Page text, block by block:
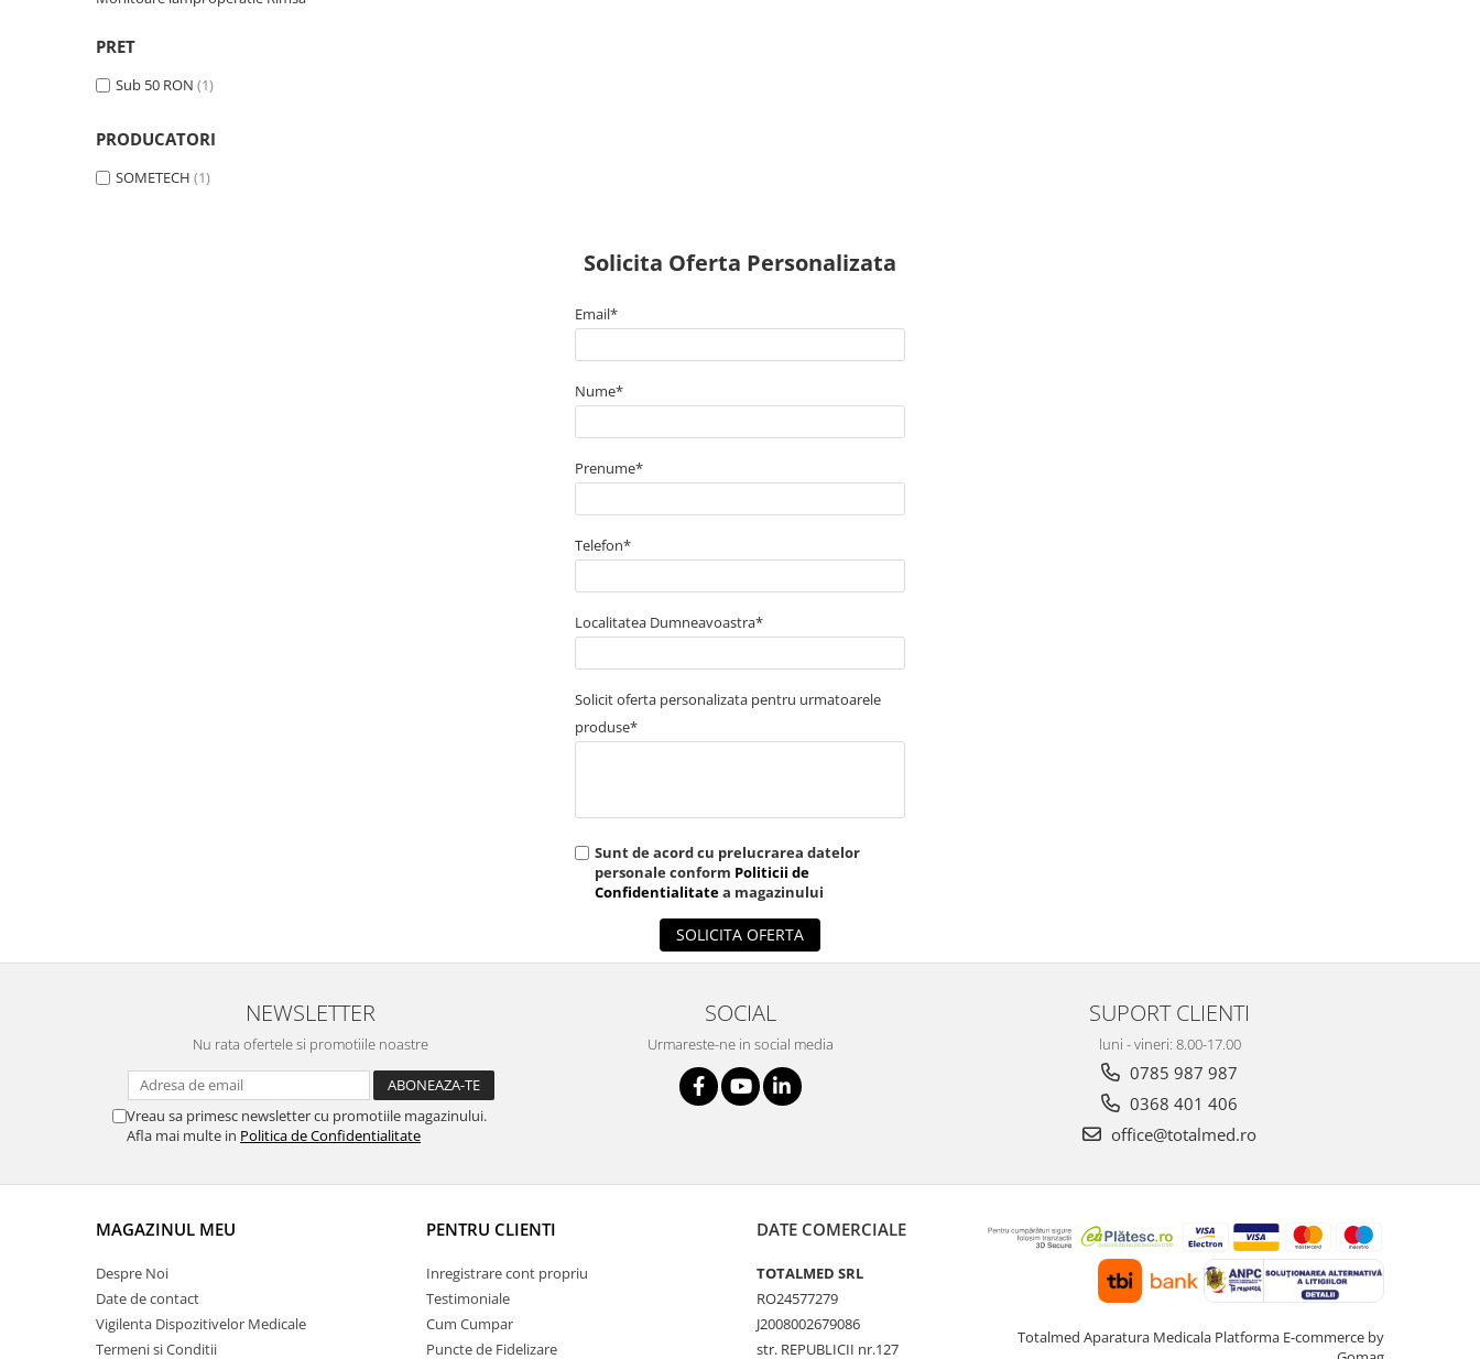
Otoscoape
Sinoptofoare
Spirometre
PRET
Sub 50 RON (1)
PRODUCATORI
SOMETECH (1)
Solicita Oferta Personalizata
Email*
Nume*
Prenume*
Telefon*
Localitatea Dumneavoastra*
Solicit oferta personalizata pentru urmatoarele
produse*
Sunt de acord cu prelucrarea datelor
personale conform Politicii de
Confidentialitatea magazinului
SOLICITA OFERTA
NEWSLETTER
Nu rata ofertele si promotiile noastre
Vreau sa primesc newsletter cu promotiile magazinului.
Afla mai multe in Politica de Confidentialitate
SOCIAL
Urmareste-ne in social media
SUPORT CLIENTI
luni - vineri: 8.00-17.00
0785 987 987
0368 401 406
office@totalmed.ro
MAGAZINUL MEU
Despre Noi
Date de contact
Vigilenta Dispozitivelor Medicale
Termeni si Conditii
PENTRU CLIENTI
Inregistrare cont propriu
Testimoniale
Cum Cumpar
Puncte de Fidelizare
DATE COMERCIALE
TOTALMED SRL
RO24577279
J2008002679086
str. REPUBLICII nr.127
Totalmed Aparatura Medicala Platforma E-commerce by